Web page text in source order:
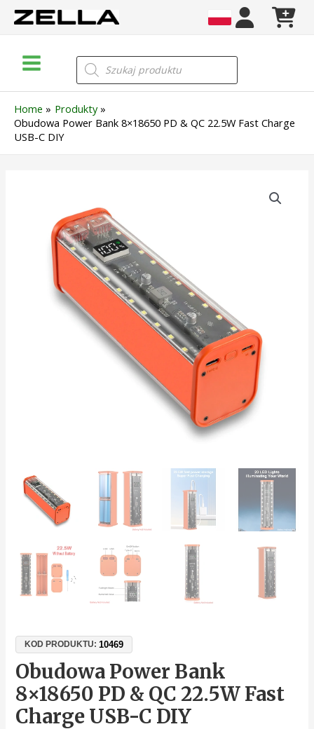
Skip
Menu
Wyszukiwarka
produktów
Home
Produkty
Obudowa Power Bank 8×18650 PD & QC 22.5W Fast Charge
USB-C DIY
KOD PRODUKTU:10469
Obudowa Power Bank
8×18650 PD & QC 22.5W Fast
Charge USB-C DIY
8x18650